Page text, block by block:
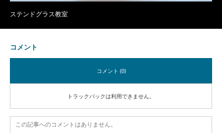
ステンドグラス教室
コメント
コメント (0)
トラックバックは利用できません。
この記事へのコメントはありません。